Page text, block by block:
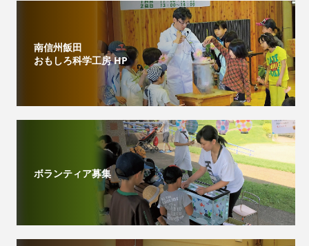
南信州飯田
おもしろ科学工房 HP
ボランティア募集